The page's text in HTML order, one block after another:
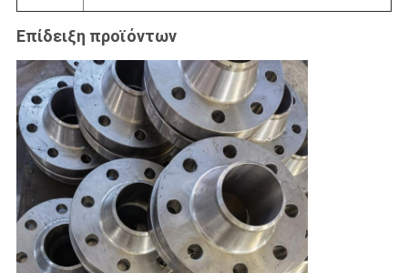
Επίδειξη προϊόντων